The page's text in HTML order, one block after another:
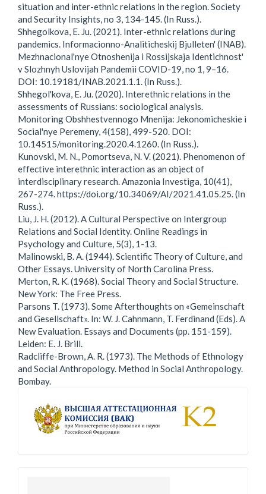
situation and inter-ethnic relations in the region. Society
and Security Insights, no 3, 134-145. (In Russ.).
Shhegolkova, E. Ju. (2021). Inter-ethnic relations during
pandemics. Informacionno-Analiticheskij Bjulleten' (INAB).
Mezhnacional'nye Otnoshenija i Rossijskaja Identichnost'
v Slozhnyh Uslovijah Pandemii COVID-19, no 1, 9–16.
DOI: 10.19181/INAB.2021.1.1. (In Russ.).
Shhegol'kova, E. Ju. (2020). Interethnic relations in the
assessments of Russians: sociological analysis.
Monitoring Obshhestvennogo Mnenija: Jekonomicheskie i
Social'nye Peremeny, 4(158), 499-520. DOI:
10.14515/monitoring.2020.4.1260. (In Russ.).
Kunovski, M. N., Pomortseva, N. V. (2021). Phenomenon of
effective interethnic interaction as an object of
interdisciplinary research. Amazonia Investiga, 10(41),
267-274. https://doi.org/10.34069/AI/2021.41.05.25. (In
Russ.).
Liu, J. H. (2012). A Cultural Perspective on Intergroup
Relations and Social Identity. Online Readings in
Psychology and Culture, 5(3), 1-13.
Malinowski, B. A. (1944). Scientific Theory of Culture, and
Other Essays. University of North Carolina Press.
Merton, R. K. (1968). Social Theory and Social Structure.
New York: The Free Press.
Parsons T. (1973). Some Afterthoughts on «Gemeinschaft
and Gesellschaft». In: W. J. Cahnmann, T. Ferdinand (Eds). A
New Evaluation. Essays and Documents (pp. 151-159).
Leiden: E. J. Brill.
Radcliffe-Brown, A. R. (1973). The Methods of Ethnology
and Social Anthropology. Method in Social Anthropology.
Bombay.